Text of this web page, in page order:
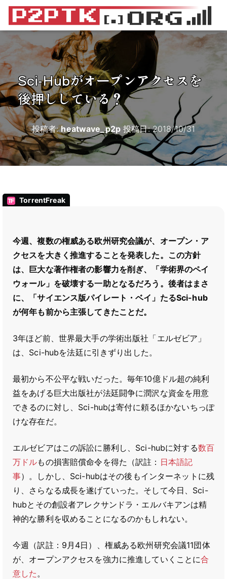
Sci-Hubがオープンアクセスを
後押ししている？
投稿者:heatwave_p2p 投稿日:2018/10/31
TorrentFreak
今週、複数の権威ある欧州研究会議が、オープン・ア
クセスを大きく推進することを発表した。この方針
は、巨大な著作権者の影響力を削ぎ、「学術界のペイ
ウォール」を破壊する一助となるだろう。後者はまさ
に、「サイエンス版パイレート・ベイ」たるSci-hub
が何年も前から主張してきたことだ。
3年ほど前、世界最大手の学術出版社「エルゼビア」
は、Sci-hubを法廷に引きずり出した。
最初から不公平な戦いだった。毎年10億ドル超の純利
益をあげる巨大出版社が法廷闘争に潤沢な資金を用意
できるのに対し、Sci-hubは寄付に頼るほかないちっぽ
けな存在だ。
エルゼビアはこの訴訟に勝利し、Sci-hubに対する数百
万ドルもの損害賠償命令を得た（訳註： 日本語記
事）。しかし、Sci-hubはその後もインターネットに残
り、さらなる成長を遂げていった。そして今日、Sci-
hubとその創設者アレクサンドラ・エルバキアンは精
神的な勝利を収めることになるのかもしれない。
今週（訳註：9月4日）、権威ある欧州研究会議11団体
が、オープンアクセスを強力に推進していくことに合
意した。